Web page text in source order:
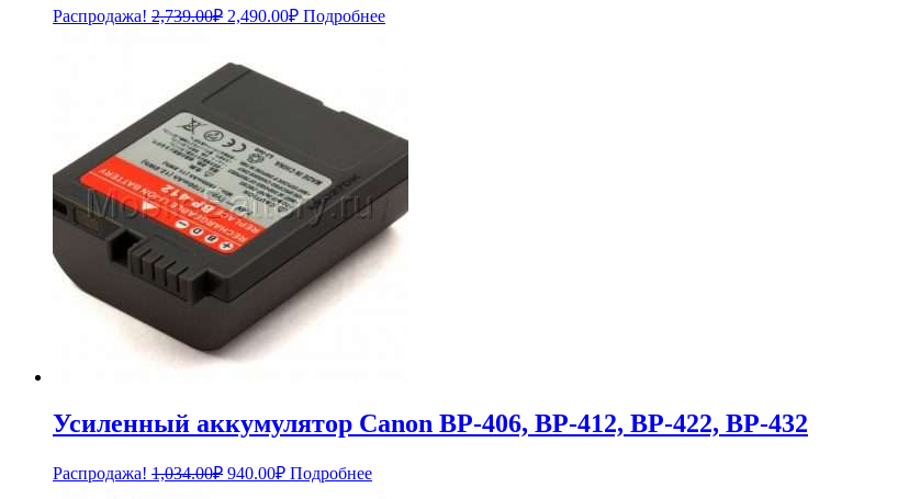
Распродажа! 2,739.00₽ Первоначальная
2,739.00₽.
2,490.00₽Текущая
цена:
Подробнее
Усиленный аккумулятор Canon BP-406, BP-412, BP-422, BP-432
Распродажа! 1,034.00₽ Первоначальная
940.00₽Текущая
цена:
Подробнее